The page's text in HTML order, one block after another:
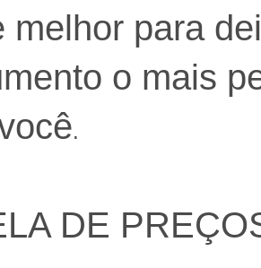
melhor para
o mais
.
DE